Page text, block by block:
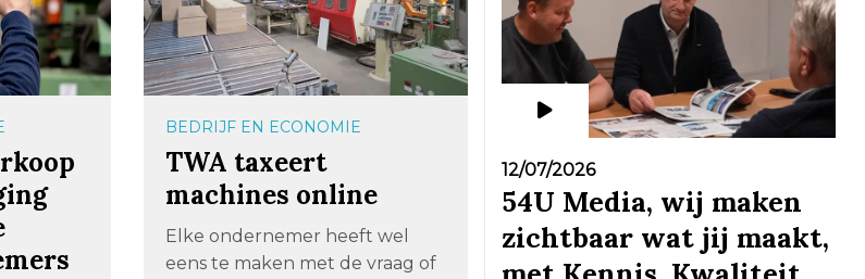
BEDRIJF EN ECONOMIE
TWA taxeert
machines online
Elke ondernemer heeft wel
eens te maken met de vraag of
12/07/2026
54U Media, wij maken
zichtbaar wat jij maakt,